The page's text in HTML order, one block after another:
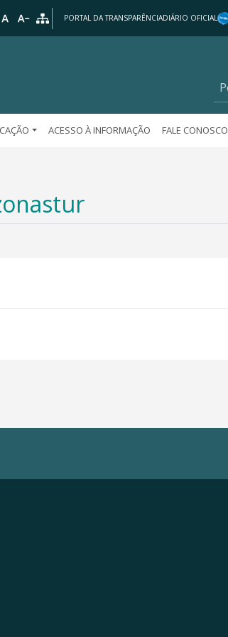
PORTAL DA TRANSPARÊNCIADIÁRIO OFICIAL
ACESSO À INFORMAÇÃO FALE CONOSCO